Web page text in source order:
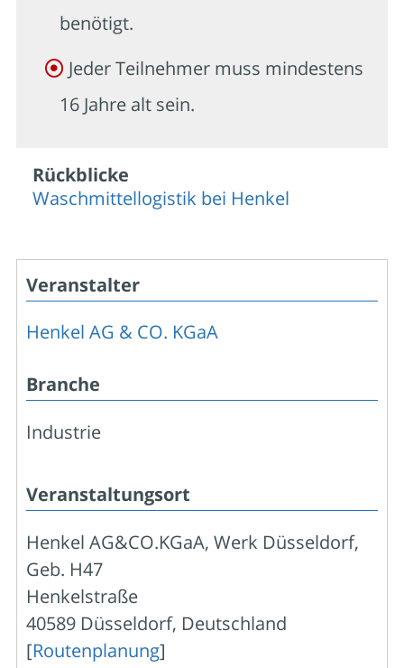
benötigt.
Jeder Teilnehmer muss mindestens
16 Jahre alt sein.
Rückblicke
Waschmittellogistik bei Henkel
Veranstalter
Henkel AG & CO. KGaA
Branche
Industrie
Veranstaltungsort
Henkel AG&CO.KGaA, Werk Düsseldorf,
Geb. H47
Henkelstraße
40589 Düsseldorf, Deutschland
[Routenplanung]